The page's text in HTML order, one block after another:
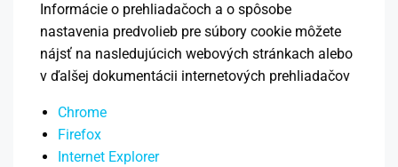
Informácie o prehliadačoch a o spôsobe
nastavenia predvolieb pre súbory cookie môžete
nájsť na nasledujúcich webových stránkach alebo
v ďalšej dokumentácii internetových prehliadačov
Chrome
Firefox
Internet Explorer